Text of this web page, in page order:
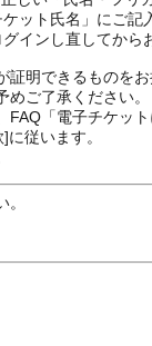
ット氏名」にご記
インし直してか
明できるものをお
ご了承ください。
「電子チケッ
従います。